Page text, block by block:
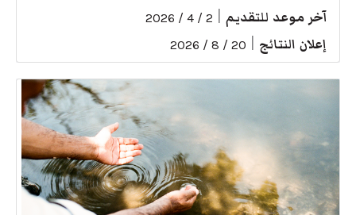
آخر موعد للتقديم 2 / 4 / 2026
إعلان النتائج 20 / 8 / 2026